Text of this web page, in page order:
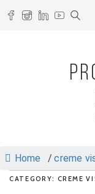
Home / creme
CATEGORY: CREME